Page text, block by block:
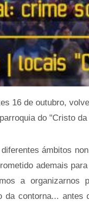
16 de outubro,
do "Cristo
ámbitos
ademais
a organizarnos
contorna...